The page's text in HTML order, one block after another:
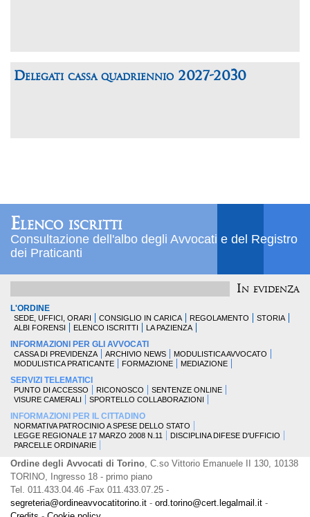
Delegati cassa quadriennio 2027-2030
Elenco iscritti
Consultazione dell'albo degli Avvocati e del Registro
dei Praticanti
In evidenza
L'ORDINE
SEDE, UFFICI, ORARI CONSIGLIO IN CARICA REGOLAMENTO
STORIA
ALBI FORENSI
ELENCO ISCRITTI LA PAZIENZA
INFORMAZIONI PER GLI AVVOCATI
CASSA DI PREVIDENZA ARCHIVIO NEWS
MODULISTICA AVVOCATO
MODULISTICA PRATICANTE
FORMAZIONE MEDIAZIONE
SERVIZI TELEMATICI
PUNTO DI ACCESSO RICONOSCO
SENTENZE ONLINE
VISURE CAMERALI
SPORTELLO COLLABORAZIONI
INFORMAZIONI PER IL CITTADINO
NORMATIVA PATROCINIO A SPESE DELLO STATO
LEGGE REGIONALE 17 MARZO 2008 N.11
DISCIPLINA DIFESE D'UFFICIO
PARCELLE ORDINARIE
Ordine degli Avvocati di Torino, C.so Vittorio Emanuele II 130, 10138
TORINO, Ingresso 18 - primo piano
Tel. 011.433.04.46 -Fax 011.433.07.25 -
segreteria@ordineavvocatitorino.it - ord.torino@cert.legalmail.it -